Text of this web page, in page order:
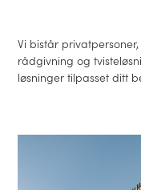
Vi bistår
rådgivning og
løsninger tilpasset ditt